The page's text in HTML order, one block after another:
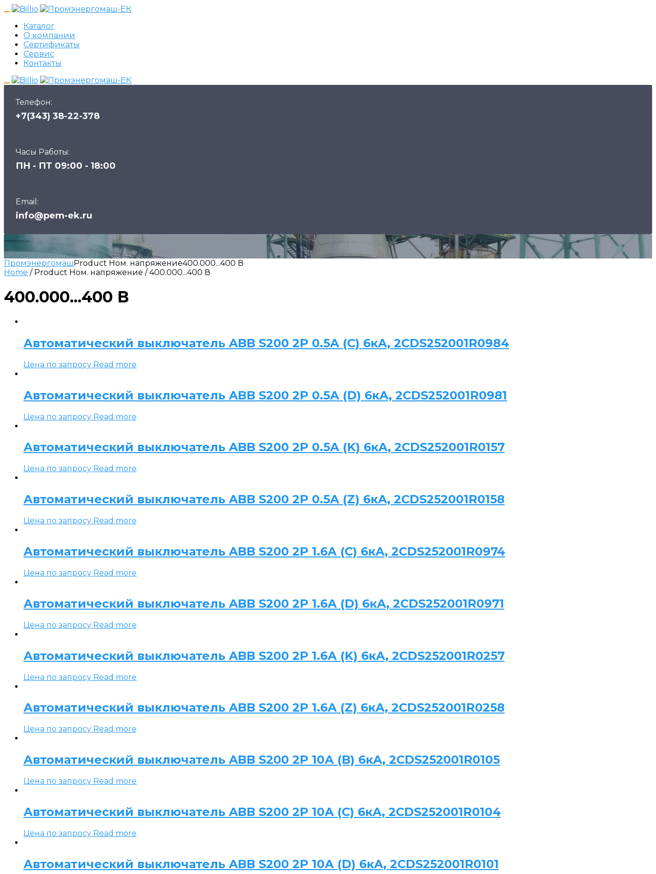
Каталог
О компании
Сертификаты
Сервис
Контакты
Телефон:
+7(343) 38-22-378
Часы Работы:
ПН - ПТ 09:00 - 18:00
Email:
info@pem-ek.ru
ПромэнергомашProduct Ном. напряжение400.000...400 В
Home / Product Ном. напряжение / 400.000...400 В
400.000...400 В
Автоматический выключатель ABB S200 2P 0.5А (C) 6кА, 2CDS252001R0984
Цена по запросу Read more
Автоматический выключатель ABB S200 2P 0.5А (D) 6кА, 2CDS252001R0981
Цена по запросу Read more
Автоматический выключатель ABB S200 2P 0.5А (K) 6кА, 2CDS252001R0157
Цена по запросу Read more
Автоматический выключатель ABB S200 2P 0.5А (Z) 6кА, 2CDS252001R0158
Цена по запросу Read more
Автоматический выключатель ABB S200 2P 1.6А (C) 6кА, 2CDS252001R0974
Цена по запросу Read more
Автоматический выключатель ABB S200 2P 1.6А (D) 6кА, 2CDS252001R0971
Цена по запросу Read more
Автоматический выключатель ABB S200 2P 1.6А (K) 6кА, 2CDS252001R0257
Цена по запросу Read more
Автоматический выключатель ABB S200 2P 1.6А (Z) 6кА, 2CDS252001R0258
Цена по запросу Read more
Автоматический выключатель ABB S200 2P 10А (B) 6кА, 2CDS252001R0105
Цена по запросу Read more
Автоматический выключатель ABB S200 2P 10А (C) 6кА, 2CDS252001R0104
Цена по запросу Read more
Автоматический выключатель ABB S200 2P 10А (D) 6кА, 2CDS252001R0101